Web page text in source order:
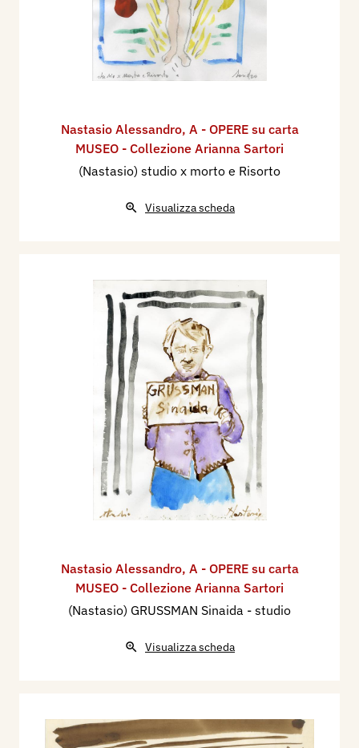
Nastasio Alessandro, A - OPERE su carta
MUSEO - Collezione Arianna Sartori
(Nastasio) studio x morto e Risorto
Visualizza scheda
Nastasio Alessandro, A - OPERE su carta
MUSEO - Collezione Arianna Sartori
(Nastasio) GRUSSMAN Sinaida - studio
Visualizza scheda